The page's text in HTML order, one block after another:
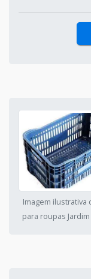
Imagem ilustrativa
para roupas